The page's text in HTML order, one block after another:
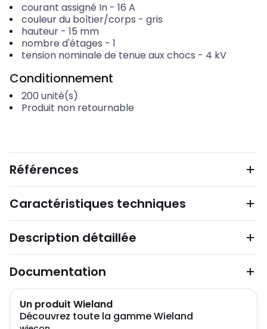
courant assigné In- 16 A
couleur du boîtier/corps - gris
hauteur- 15 mm
nombre d'étages - 1
tension nominale de tenue aux chocs - 4 kV
Conditionnement
200 unité(s)
Produit non retournable
Références
Caractéristiques techniques
Description détaillée
Documentation
Un produit Wieland
Découvrez toute la gamme Wieland